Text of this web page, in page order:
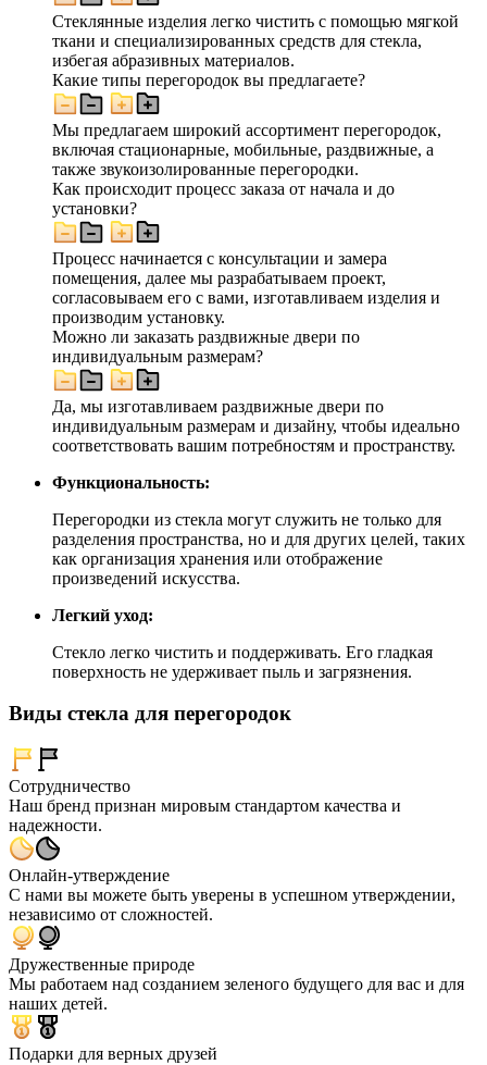
Стеклянные изделия легко чистить с помощью мягкой
ткани и специализированных средств для стекла,
избегая абразивных материалов.
Какие типы перегородок вы предлагаете?
Мы предлагаем широкий ассортимент перегородок,
включая стационарные, мобильные, раздвижные, а
также звукоизолированные перегородки.
Как происходит процесс заказа от начала и до
установки?
Процесс начинается с консультации и замера
помещения, далее мы разрабатываем проект,
согласовываем его с вами, изготавливаем изделия и
производим установку.
Можно ли заказать раздвижные двери по
индивидуальным размерам?
Да, мы изготавливаем раздвижные двери по
индивидуальным размерам и дизайну, чтобы идеально
соответствовать вашим потребностям и пространству.
Функциональность:
Перегородки из стекла могут служить не только для
разделения пространства, но и для других целей, таких
как организация хранения или отображение
произведений искусства.
Легкий уход:
Стекло легко чистить и поддерживать. Его гладкая
поверхность не удерживает пыль и загрязнения.
Виды стекла для перегородок
Сотрудничество
Наш бренд признан мировым стандартом качества и
надежности.
Онлайн-утверждение
С нами вы можете быть уверены в успешном утверждении,
независимо от сложностей.
Дружественные природе
Мы работаем над созданием зеленого будущего для вас и для
наших детей.
Подарки для верных друзей